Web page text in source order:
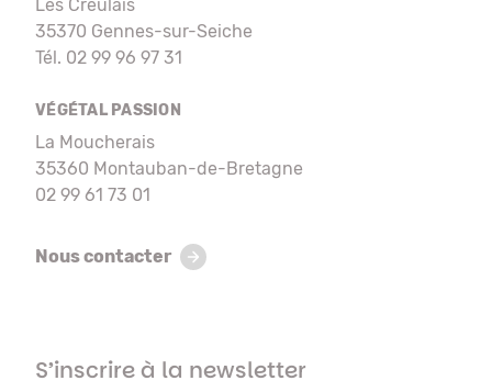
Les Creulais
35370 Gennes-sur-Seiche
Tél. 02 99 96 97 31
VÉGÉTAL PASSION
La Moucherais
35360 Montauban-de-Bretagne
02 99 61 73 01
Nous contacter
S’inscrire à la newsletter